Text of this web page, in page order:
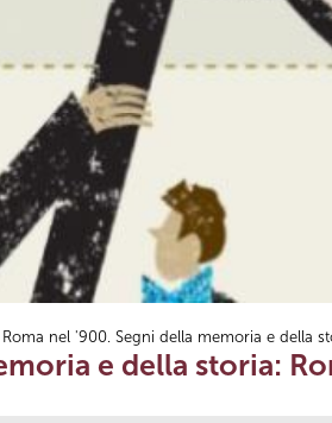
Roma nel '900. Segni della memoria e della
e della storia: